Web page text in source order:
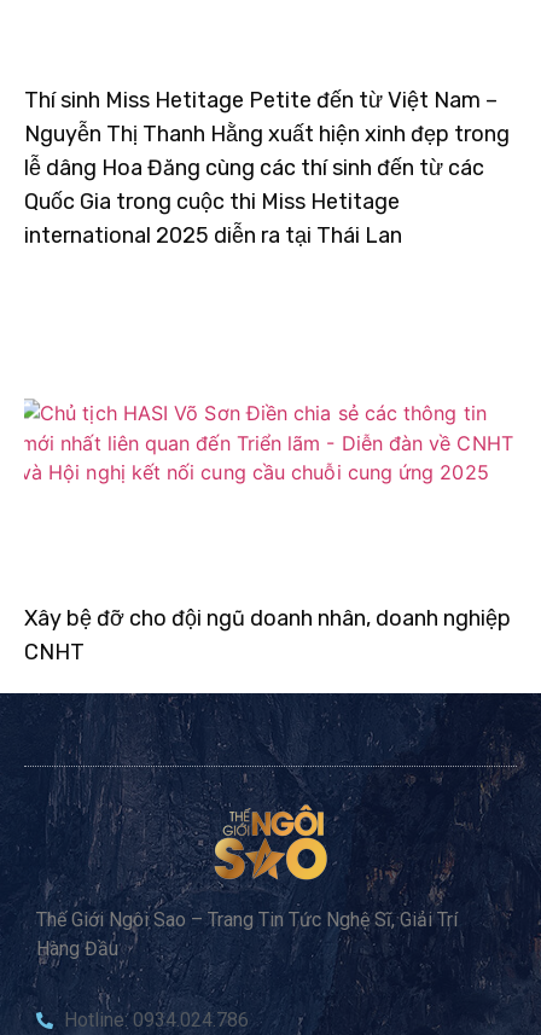
Thí sinh Miss Hetitage Petite đến từ Việt Nam –
Nguyễn Thị Thanh Hằng xuất hiện xinh đẹp trong
lễ dâng Hoa Đăng cùng các thí sinh đến từ các
Quốc Gia trong cuộc thi Miss Hetitage
international 2025 diễn ra tại Thái Lan
Xây bệ đỡ cho đội ngũ doanh nhân, doanh nghiệp
CNHT
Thế Giới Ngôi Sao – Trang Tin Tức Nghệ Sĩ, Giải Trí
Hàng Đầu
Hotline: 0934.024.786